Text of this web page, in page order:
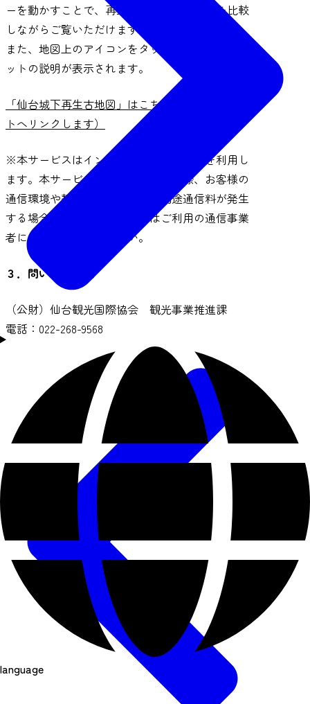
language
ーを動かすことで、再生古地図と現代地図を比較
しながらご覧いただけます。
また、地図上のアイコンをタップすると、各スポ
ットの説明が表示されます。
「仙台城下再生古地図」はこちらから（外部サイ
トへリンクします）
※本サービスはインターネットサービスを利用し
ます。本サービスをご利用いただく際、お客様の
通信環境や契約プランにより、別途通信料が発生
する場合がございます。詳細はご利用の通信事業
者にお問い合わせください。
３．問い合わせ先
（公財）仙台観光国際協会 観光事業推進課
電話：022-268-9568